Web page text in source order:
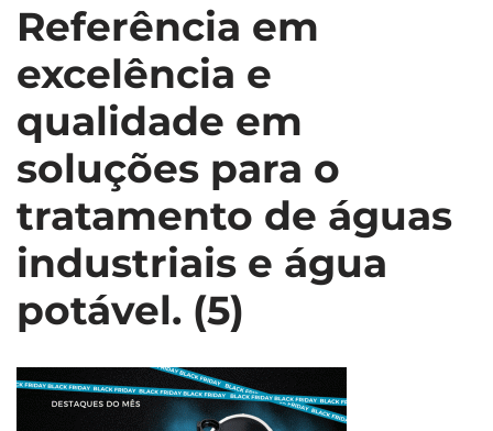
Referência em
excelência e
qualidade em
soluções para o
tratamento de águas
industriais e água
potável. (5)